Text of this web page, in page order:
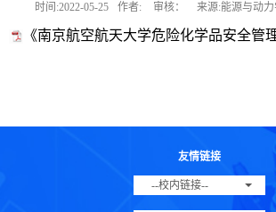
时间:2022-05-25 作者: 审核： 来源:能源与动
《南京航空航天大学危险化学品安全管
友情链接
--校内链接--